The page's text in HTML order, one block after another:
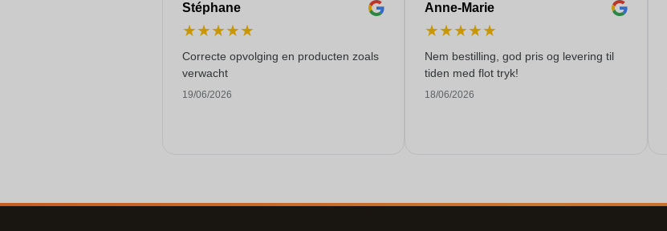
Stéphane
★★★★★
Correcte opvolging en producten zoals
verwacht
19/06/2026
Anne-Marie
★★★★★
Nem bestilling, god pris og levering til
tiden med flot tryk!
18/06/2026